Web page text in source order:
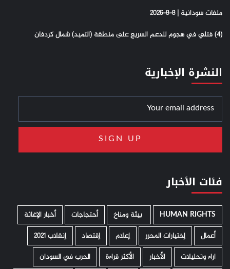
ملفات سودانية | 8-8-2026
(4) فتلي في هجوم للدعم السريع على منطقة (التميد) شمال كردفان
النشرة الإخبارية
فئات الأخبار
HUMAN RIGHTS ­ بيئة ومناخ أحتجاجات
أخبار الإغاثة
أعمال
إختيارات المحرر إعلام إقتصاد
إنقلاب 2021
اراء وتحليلات
الأخبار الأكثر قراءة
الحرب في السودان